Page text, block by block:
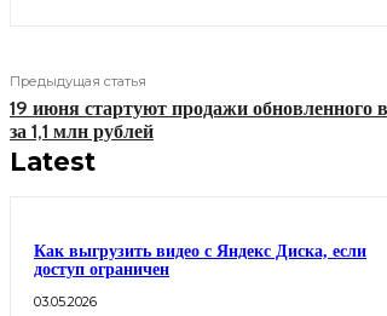
Предыдущая статья
19 июня стартуют продажи обновленного
за 1,1 млн рублей
Latest
Как выгрузить видео с Яндекс Диска, если
доступ ограничен
03.05.2026